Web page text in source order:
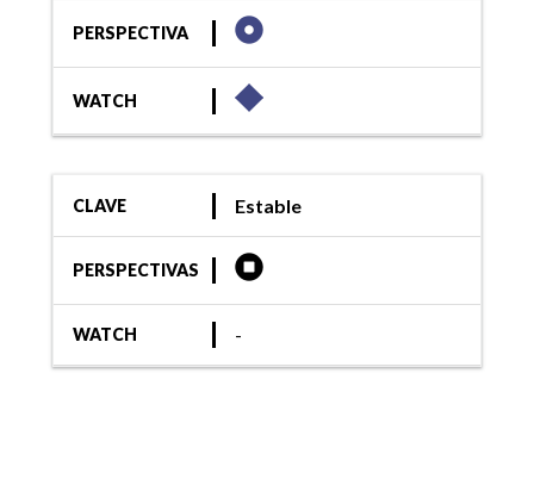
PERSPECTIVA
WATCH
CLAVE Estable
PERSPECTIVAS
WATCH -